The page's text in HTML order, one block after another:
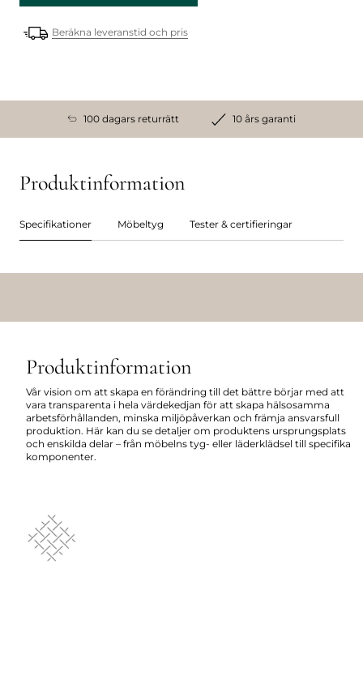
Beräkna leveranstid och pris
100 dagars returrätt 10 års garanti
Produktinformation
Specifikationer Möbeltyg Tester & certifieringar
Produktinformation
Vår vision om att skapa en förändring till det bättre börjar med att
vara transparenta i hela värdekedjan för att skapa hälsosamma
arbetsförhållanden, minska miljöpåverkan och främja ansvarsfull
produktion. Här kan du se detaljer om produktens ursprungsplats
och enskilda delar – från möbelns tyg- eller läderklädsel till specifika
komponenter.